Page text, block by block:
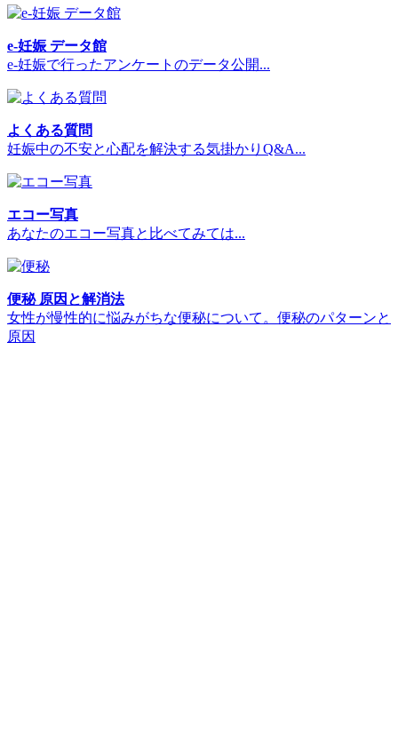
e-妊娠 データ館
e-妊娠で行ったアンケートのデータ公開...
よくある質問
妊娠中の不安と心配を解決する気掛かりQ&A...
エコー写真
あなたのエコー写真と比べてみては...
便秘 原因と解消法
女性が慢性的に悩みがちな便秘について。便秘のパターンと
原因